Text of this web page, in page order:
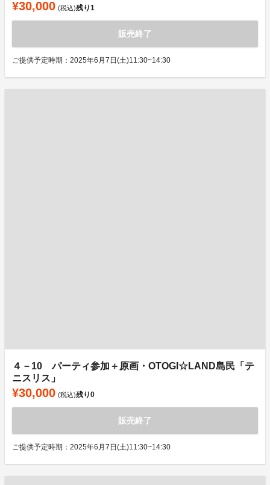
¥30,000 (税込)残り1
販売終了
ご提供予定時期：2025年6月7日(土)11:30~14:30
４－10 パーティ参加＋原画・OTOGI☆LAND島民「テ
ニスリス」
¥30,000 (税込)残り0
販売終了
ご提供予定時期：2025年6月7日(土)11:30~14:30